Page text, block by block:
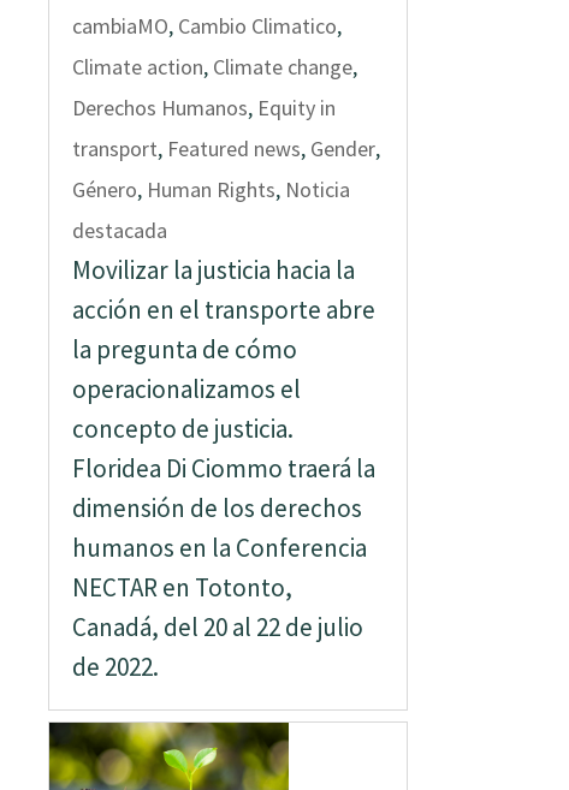
cambiaMO, Cambio Climatico,
Climate action, Climate change,
Derechos Humanos, Equity in
transport, Featured news, Gender,
Género, Human Rights, Noticia
destacada
Movilizar la justicia hacia la
acción en el transporte abre
la pregunta de cómo
operacionalizamos el
concepto de justicia.
Floridea Di Ciommo traerá la
dimensión de los derechos
humanos en la Conferencia
NECTAR en Totonto,
Canadá, del 20 al 22 de julio
de 2022.